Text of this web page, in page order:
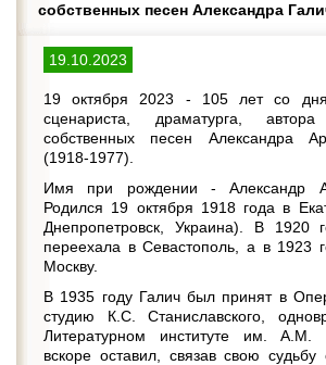
собственных песен Александра
19.10.2023
19 октября 2023 - 105 лет со дня
сценариста, драматурга,
собственных песен Александра
(1918-1977).
Имя при рождении - Александр
Родился 19 октября 1918 года в
Днепропетровск, Украина). В 1920
переехала в Севастополь, а в 1923
Москву.
В 1935 году Галич был принят в
студию К.С. Станиславского,
Литературном институте им. А.М.
вскоре оставил, связав свою